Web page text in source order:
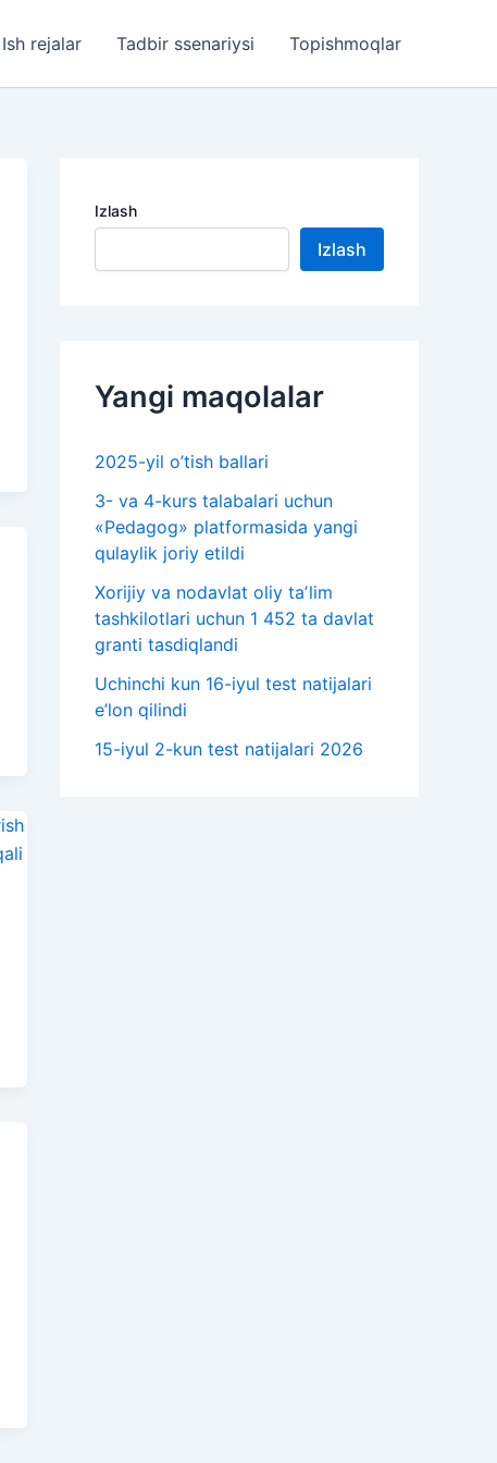
Ish rejalar Tadbir ssenariysi Topishmoqlar
Izlash
Izlash
Yangi maqolalar
2025-yil o’tish ballari
3- va 4-kurs talabalari uchun
«Pedagog» platformasida yangi
qulaylik joriy etildi
Xorijiy va nodavlat oliy taʼlim
tashkilotlari uchun 1 452 ta davlat
granti tasdiqlandi
Uchinchi kun 16-iyul test natijalari
e’lon qilindi
15-iyul 2-kun test natijalari 2026